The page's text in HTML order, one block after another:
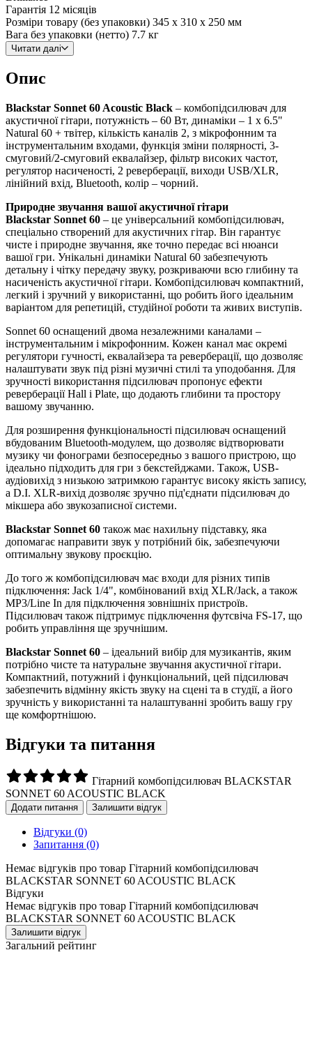
Гарантія 12 місяців
Розміри товару (без упаковки) 345 x 310 x 250 мм
Вага без упаковки (нетто) 7.7 кг
Читати далі
Опис
Blackstar Sonnet 60 Acoustic Black – комбопідсилювач для
акустичної гітари, потужність – 60 Вт, динаміки – 1 х 6.5"
Natural 60 + твітер, кількість каналів 2, з мікрофонним та
інструментальним входами, функція зміни полярності, 3-
смуговий/2-смуговий еквалайзер, фільтр високих частот,
регулятор насиченості, 2 реверберації, виходи USB/XLR,
лінійний вхід, Bluetooth, колір – чорний.
Природне звучання вашої акустичної гітари
Blackstar Sonnet 60 – це універсальний комбопідсилювач,
спеціально створений для акустичних гітар. Він гарантує
чисте і природне звучання, яке точно передає всі нюанси
вашої гри. Унікальні динаміки Natural 60 забезпечують
детальну і чітку передачу звуку, розкриваючи всю глибину та
насиченість акустичної гітари. Комбопідсилювач компактний,
легкий і зручний у використанні, що робить його ідеальним
варіантом для репетицій, студійної роботи та живих виступів.
Sonnet 60 оснащений двома незалежними каналами –
інструментальним і мікрофонним. Кожен канал має окремі
регулятори гучності, еквалайзера та реверберації, що дозволяє
налаштувати звук під різні музичні стилі та уподобання. Для
зручності використання підсилювач пропонує ефекти
реверберації Hall і Plate, що додають глибини та простору
вашому звучанню.
Для розширення функціональності підсилювач оснащений
вбудованим Bluetooth-модулем, що дозволяє відтворювати
музику чи фонограми безпосередньо з вашого пристрою, що
ідеально підходить для гри з бекстейджами. Також, USB-
аудіовихід з низькою затримкою гарантує високу якість запису,
а D.I. XLR-вихід дозволяє зручно під'єднати підсилювач до
мікшера або звукозаписної системи.
Blackstar Sonnet 60 також має нахильну підставку, яка
допомагає направити звук у потрібний бік, забезпечуючи
оптимальну звукову проєкцію.
До того ж комбопідсилювач має входи для різних типів
підключення: Jack 1/4", комбінований вхід XLR/Jack, а також
MP3/Line In для підключення зовнішніх пристроїв.
Підсилювач також підтримує підключення футсвіча FS-17, що
робить управління ще зручнішим.
Blackstar Sonnet 60 – ідеальний вибір для музикантів, яким
потрібно чисте та натуральне звучання акустичної гітари.
Компактний, потужний і функціональний, цей підсилювач
забезпечить відмінну якість звуку на сцені та в студії, а його
зручність у використанні та налаштуванні зробить вашу гру
ще комфортнішою.
Відгуки та питання
Гітарний комбопідсилювач BLACKSTAR
SONNET 60 ACOUSTIC BLACK
Додати питання Залишити відгук
Відгуки (0)
Запитання (0)
Немає відгуків про товар Гітарний комбопідсилювач
BLACKSTAR SONNET 60 ACOUSTIC BLACK
Відгуки
Немає відгуків про товар Гітарний комбопідсилювач
BLACKSTAR SONNET 60 ACOUSTIC BLACK
Залишити відгук
Загальний рейтинг